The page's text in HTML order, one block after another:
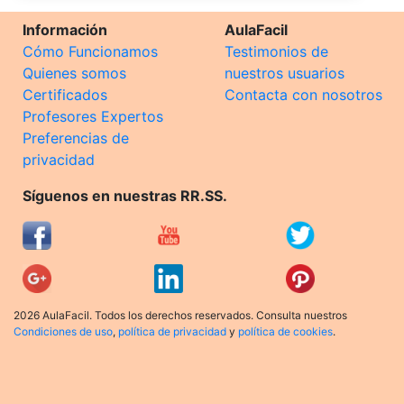
Información
Cómo Funcionamos
Quienes somos
Certificados
Profesores Expertos
Preferencias de
privacidad
AulaFacil
Testimonios de
nuestros usuarios
Contacta con nosotros
Síguenos en nuestras RR.SS.
2026 AulaFacil. Todos los derechos reservados. Consulta nuestros
Condiciones de uso, política de privacidad y política de cookies.